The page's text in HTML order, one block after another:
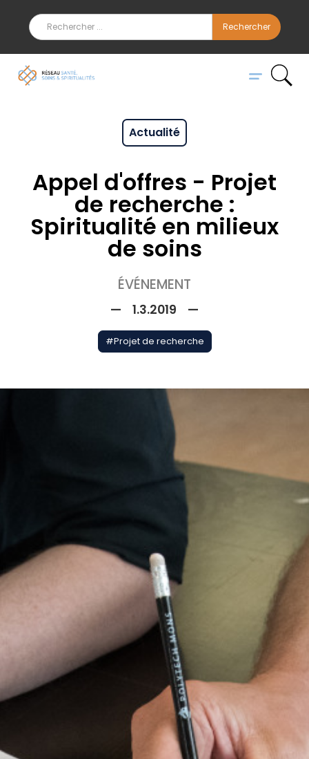
Actualité
Appel d'offres - Projet
de recherche :
Spiritualité en milieux
de soins
ÉVÉNEMENT
— 1.3.2019 —
#Projet de recherche